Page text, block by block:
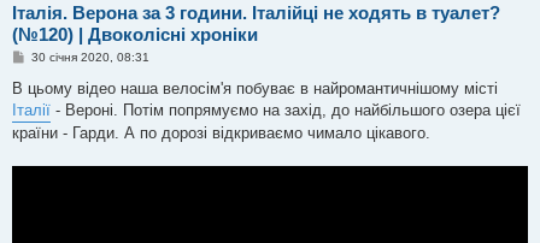
Італія. Верона за 3 години. Італійці не ходять в туалет?
(№120) | Двоколісні хроніки
П
в
д
о
м
30 січня 2020, 08:31
В цьому відео наша велосім'я побуває в найромантичнішому місті
Італії - Вероні. Потім попрямуємо на захід, до найбільшого озера цієї
країни - Гарди. А по дорозі відкриваємо чимало цікавого.